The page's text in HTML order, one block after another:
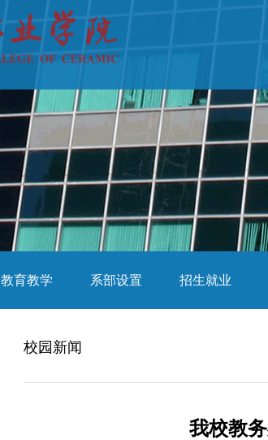
教育教学 系部设置 招生就业
校园新闻
我校教